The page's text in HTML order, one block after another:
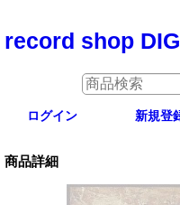
record shop
ログイン 新規登
商品詳細